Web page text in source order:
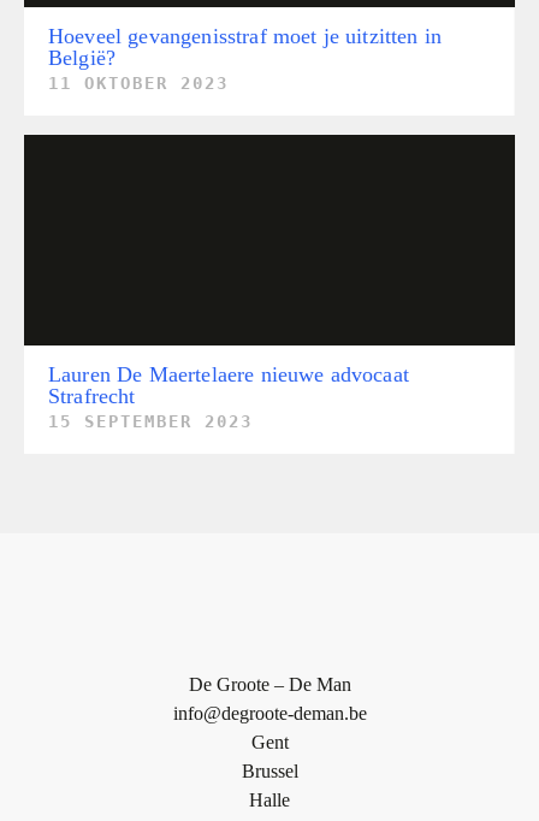
Hoeveel gevangenisstraf moet je uitzitten in
België?
11 OKTOBER 2023
Lauren De Maertelaere nieuwe advocaat
Strafrecht
15 SEPTEMBER 2023
De Groote – De Man
info@degroote-deman.be
Gent
Brussel
Halle